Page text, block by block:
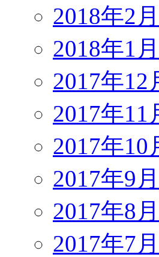
2018年2月
2018年1月
2017年12
2017年11
2017年10
2017年9月
2017年8月
2017年7月